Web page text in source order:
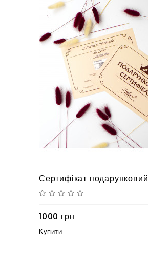
Сертифікат подарунковий
1000 грн
Купити